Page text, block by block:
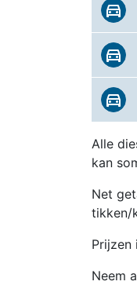
Alle
kan
Net
tikken/
Prijzen
Neem